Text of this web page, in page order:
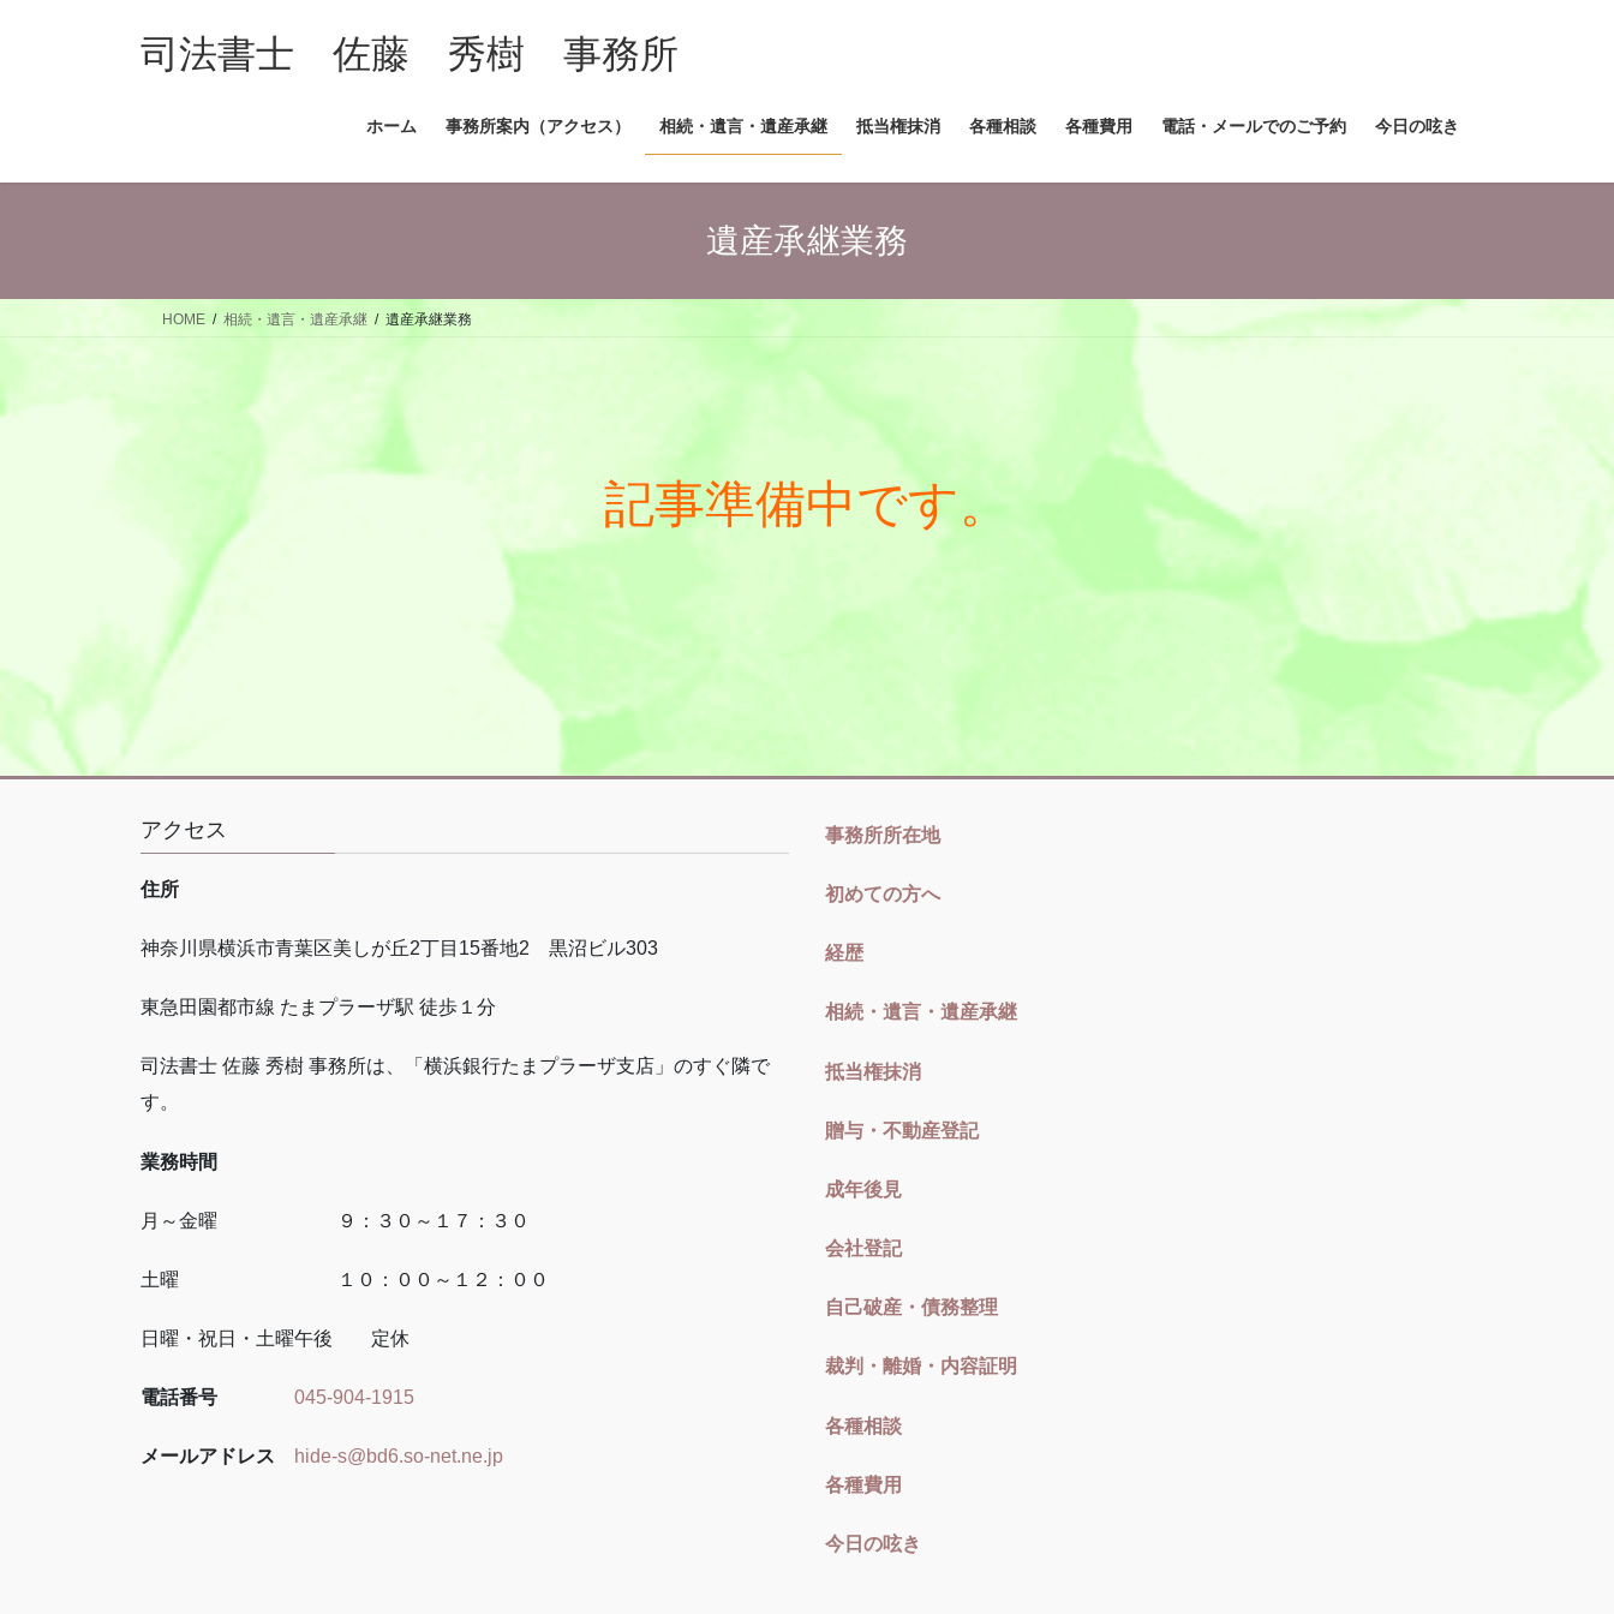
ス
ン
司法書士 佐藤 秀樹 事務所
ホーム 事務所案内（アクセス） 相続・遺言・遺産承継 抵当権抹消 各種相談 各種費用 電話・メールでのご予約 今日の呟き
遺産承継業務
HOME 相続・遺言・遺産承継 遺産承継業務
記事準備中です。
アクセス
住所
神奈川県横浜市青葉区美しが丘2丁目 15番地2 黒沼ビル303
東急田園都市線 たまプラーザ駅 徒歩１分
司法書士 佐藤 秀樹 事務所は、「横浜銀行たまプラーザ支店」のすぐ隣で
す。
業務時間
月～金曜 ９：３０～１７：３０
土曜 １０：００～１２：００
日曜・祝日・土曜午後 定休
電話番号 045-904-1915
メールアドレス hide-s@bd6.so-net.ne.jp
事務所所在地
初めての方へ
経歴
相続・遺言・遺産承継
抵当権抹消
贈与・不動産登記
成年後見
会社登記
自己破産・債務整理
裁判・離婚・内容証明
各種相談
各種費用
今日の呟き